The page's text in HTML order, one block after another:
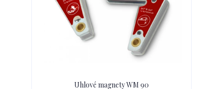
Uhlové magnety WM 90